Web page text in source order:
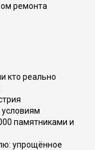
ремонта
кто реально
условиям
памятниками и
упрощённое